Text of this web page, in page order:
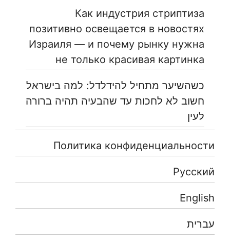
Как индустрия стриптиза
позитивно освещается в новостях
Израиля — и почему рынку нужна
не только красивая картинка
כשהשיער מתחיל להידלדל: למה בישראל
חשוב לא לחכות עד שהבעיה תהיה ברורה
לעין
Политика конфиденциальности
Русский
English
עברית